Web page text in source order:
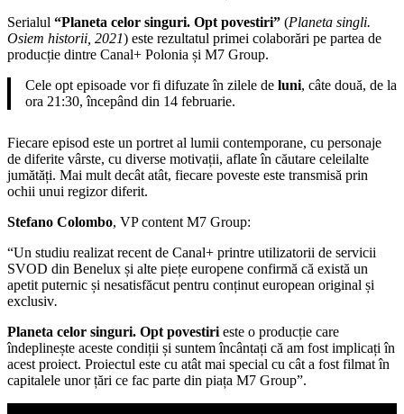
Serialul “Planeta celor singuri. Opt povestiri” (Planeta singli.
Osiem historii, 2021) este rezultatul primei colaborări pe partea de
producție dintre Canal+ Polonia și M7 Group.
Cele opt episoade vor fi difuzate în zilele de luni, câte două, de la
ora 21:30, începând din 14 februarie.
Fiecare episod este un portret al lumii contemporane, cu personaje
de diferite vârste, cu diverse motivații, aflate în căutare celeilalte
jumătăți. Mai mult decât atât, fiecare poveste este transmisă prin
ochii unui regizor diferit.
Stefano Colombo, VP content M7 Group:
“Un studiu realizat recent de Canal+ printre utilizatorii de servicii
SVOD din Benelux și alte piețe europene confirmă că există un
apetit puternic și nesatisfăcut pentru conținut european original și
exclusiv.
Planeta celor singuri. Opt povestiri este o producție care
îndeplinește aceste condiții și suntem încântați că am fost implicați în
acest proiect. Proiectul este cu atât mai special cu cât a fost filmat în
capitalele unor țări ce fac parte din piața M7 Group”.